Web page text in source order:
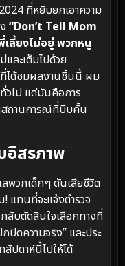
ที่หยิบยกเอาความ
“Don’t Tell Mom
ลี้ยงไม่อยู่ พวกหนู
ละเต็มไปด้วย
ได้ชมผลงานชิ้นนี้ ผม
วไป แต่มันคือการ
สถานการณ์ที่บีบคั้น
อิสรภาพ
พวกเด็กๆ ดันเสียชีวิต
แทนที่จะแจ้งตำรวจ
ลับตัดสินใจเลือกทางที่
ปิดความจริง” และประ
ปดาห์นี้ไปให้ได้